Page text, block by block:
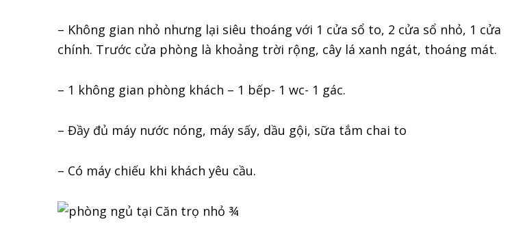
– Không gian nhỏ nhưng lại siêu thoáng với 1 cửa sổ to, 2 cửa sổ nhỏ, 1 cửa
chính. Trước cửa phòng là khoảng trời rộng, cây lá xanh ngát, thoáng mát.
– 1 không gian phòng khách – 1 bếp- 1 wc- 1 gác.
– Đầy đủ máy nước nóng, máy sấy, dầu gội, sữa tắm chai to
– Có máy chiếu khi khách yêu cầu.